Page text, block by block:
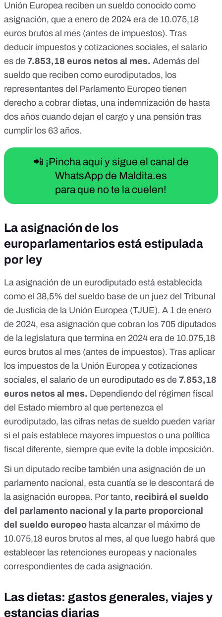
Unión Europea reciben un sueldo conocido como
asignación, que a enero de 2024 era de 10.075,18
euros brutos al mes (antes de impuestos). Tras
deducir impuestos y cotizaciones sociales, el salario
es de 7.853,18 euros netos al mes. Además del
sueldo que reciben como eurodiputados, los
representantes del Parlamento Europeo tienen
derecho a cobrar dietas, una indemnización de hasta
dos años cuando dejan el cargo y una pensión tras
cumplir los 63 años.
📲 ¡Pincha aquí y sigue el canal de
WhatsApp de Maldita.es
para que no te la cuelen!
La asignación de los
europarlamentarios está estipulada
por ley
La asignación de un eurodiputado está establecida
como el 38,5% del sueldo base de un juez del Tribunal
de Justicia de la Unión Europea (TJUE). A 1 de enero
de 2024, esa asignación que cobran los 705 diputados
de la legislatura que termina en 2024 era de 10.075,18
euros brutos al mes (antes de impuestos). Tras aplicar
los impuestos de la Unión Europea y cotizaciones
sociales, el salario de un eurodiputado es de 7.853,18
euros netos al mes. Dependiendo del régimen fiscal
del Estado miembro al que pertenezca el
eurodiputado, las cifras netas de sueldo pueden variar
si el país establece mayores impuestos o una política
fiscal diferente, siempre que evite la doble imposición.
Si un diputado recibe también una asignación de un
parlamento nacional, esta cuantía se le descontará de
la asignación europea. Por tanto, recibirá el sueldo
del parlamento nacional y la parte proporcional
del sueldo europeo hasta alcanzar el máximo de
10.075,18 euros brutos al mes, al que luego habrá que
establecer las retenciones europeas y nacionales
correspondientes de cada asignación.
Las dietas: gastos generales, viajes y
estancias diarias